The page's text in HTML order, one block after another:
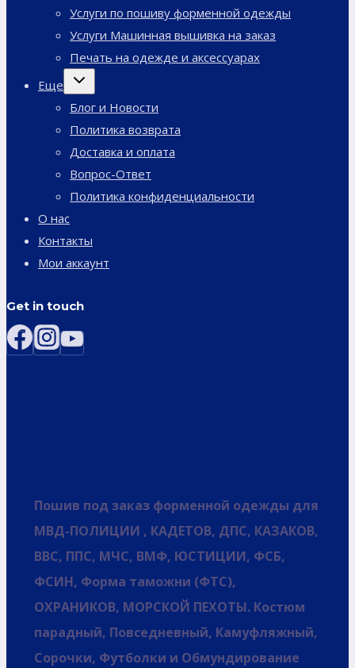
Услуги по пошиву форменной одежды
Услуги Машинная вышивка на заказ
Печать на одежде и аксессуарах
Еще
Переключить
дочернее
Блог и Новости
Политика возврата
Доставка и оплата
Вопрос-Ответ
Политика конфиденциальности
О нас
Контакты
Мои аккаунт
Get in touch
Пошив под заказ форменной одежды для
МВД-ПОЛИЦИИ , КАДЕТОВ, ДПС, КАЗАКОВ,
ВВС, ППС, МЧС, ВМФ, ЮСТИЦИИ, ФСБ,
ФСИН, Форма таможни (ФТС),
ОХРАНИКОВ, МОРСКОЙ ПЕХОТЫ. Костюм
парадный, Повседневный, Камуфляжный,
Сорочки, Футболки и Обмундирование